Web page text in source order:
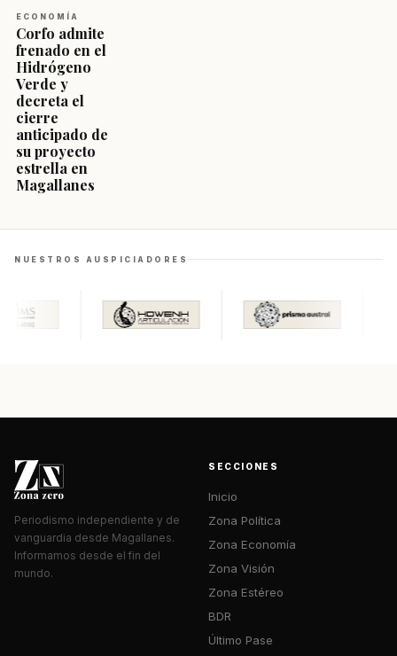
ECONOMÍA
Corfo admite
frenado en el
Hidrógeno
Verde y
decreta el
cierre
anticipado de
su proyecto
estrella en
Magallanes
NUESTROS AUSPICIADORES
Periodismo independiente y de
vanguardia desde Magallanes.
Informamos desde el fin del
mundo.
SECCIONES
Inicio
Zona Política
Zona Economía
Zona Visión
Zona Estéreo
BDR
Último Pase